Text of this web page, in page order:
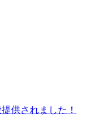
供されました！